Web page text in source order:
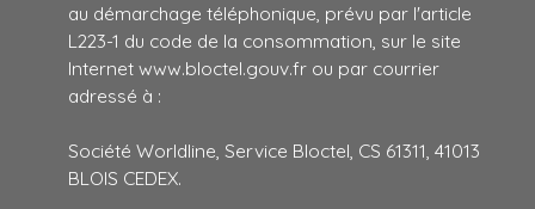
au démarchage téléphonique, prévu par l'article
L223-1 du code de la consommation, sur le site
Internet www.bloctel.gouv.fr ou par courrier
adressé à :
Société Worldline, Service Bloctel, CS 61311, 41013
BLOIS CEDEX.